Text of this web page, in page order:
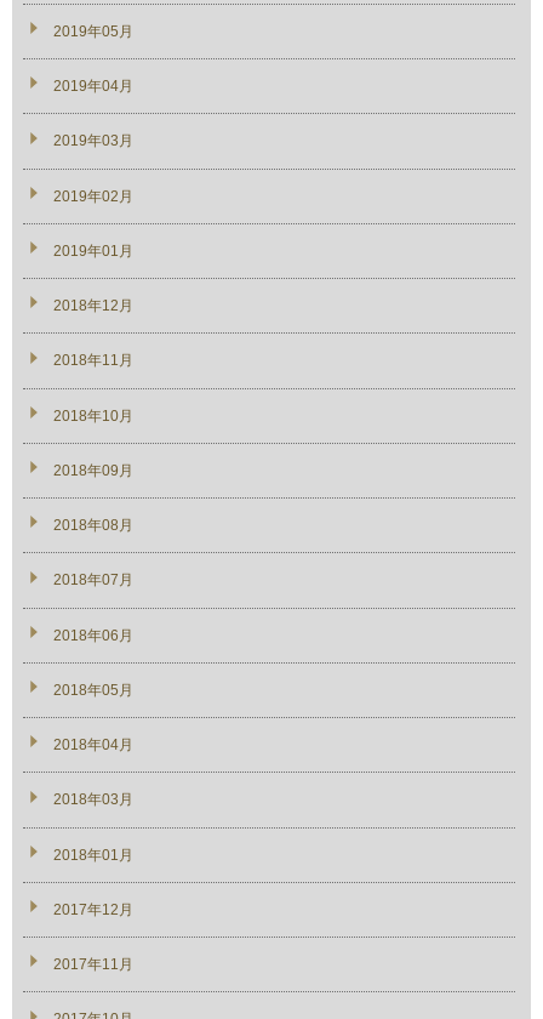
2019年05月
2019年04月
2019年03月
2019年02月
2019年01月
2018年12月
2018年11月
2018年10月
2018年09月
2018年08月
2018年07月
2018年06月
2018年05月
2018年04月
2018年03月
2018年01月
2017年12月
2017年11月